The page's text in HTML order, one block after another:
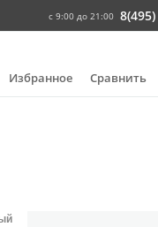
с 9:00 до 21:00
Избранное Сравнить